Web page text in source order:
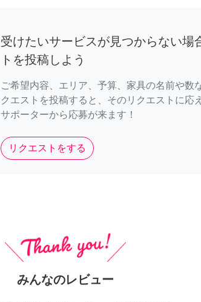
受けたいサービスが見つからない場
トを投稿しよう
ご希望内容、エリア、予算、家具の名前や数
クエストを投稿すると、そのリクエストに応
サポーターから応募が来ます！
リクエストをする
みんなのレビュー